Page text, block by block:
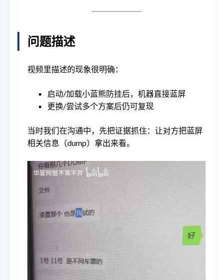
问题描述
视频里描述的现象很明确：
启动/加载小蓝熊防挂后，机器直接蓝屏
更换/尝试多个方案后仍可复现
当时我们在沟通中，先把证据抓住：让对方把蓝屏
相关信息（dump）拿出来看。